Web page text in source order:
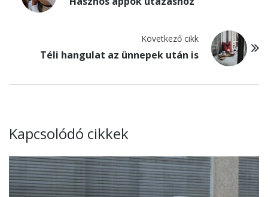
Következő cikk
Téli hangulat az ünnepek után is
Kapcsolódó cikkek